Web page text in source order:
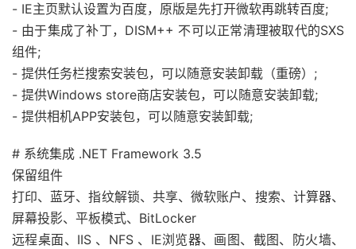
- IE主页默认设置为百度，原版是先打开微软再跳转百度;
- 由于集成了补丁，DISM++ 不可以正常清理被取代的SXS
组件;
- 提供任务栏搜索安装包，可以随意安装卸载（重磅）;
- 提供Windows store商店安装包，可以随意安装卸载;
- 提供相机APP安装包，可以随意安装卸载;
# 系统集成 .NET Framework 3.5
保留组件
打印、蓝牙、指纹解锁、共享、微软账户、搜索、计算器、
屏幕投影、平板模式、BitLocker
远程桌面、IIS 、NFS 、IE浏览器、画图、截图、防火墙、